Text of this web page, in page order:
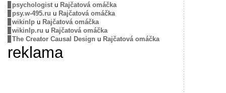
psychologistu Rajčatová omáčka
psy.w-495.ru u Rajčatová omáčka
wikinlpu Rajčatová omáčka
wikinlp.ru u Rajčatová omáčka
The Creator Causal Design u Rajčatová omáčka
reklama